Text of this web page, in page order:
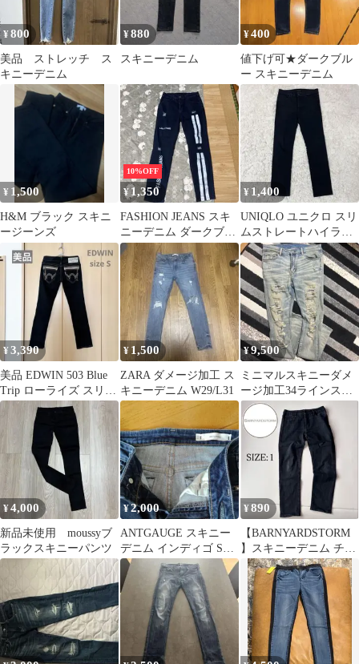
¥800
美品 ストレッチ ス
キニーデニム
¥880
スキニーデニム
¥400
値下げ可★ダークブル
ー スキニーデニム
¥ 1,500
H&M ブラック スキニ
ージーンズ
10%OFF
¥ 1,350
FASHION JEANS スキ
ニーデニム ダークブル
ー
¥ 1,400
UNIQLO ユニクロ スリ
ムストレートハイライ
ズジーンズ スキニー デ
ニム
¥3,390
美品 EDWIN 503 Blue
Trip ローライズ スリム
ブラックデニム
¥ 1,500
ZARA ダメージ加工 ス
キニーデニム W29/L31
¥9,500
ミニマルスキニーダメ
ージ加工34ラインスト
ーン
¥4,000
新品未使用 moussyブ
ラックスキニーパンツ
¥2,000
ANTGAUGE スキニー
デニム インディゴ Sサ
イズ 日本製
¥890
【BARNYARDSTORM
】スキニーデニム チャ
コールブラック Mサイ
ズ